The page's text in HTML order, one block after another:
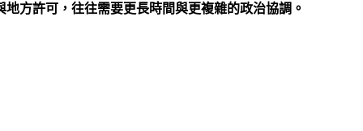
方許可，往往需要更長時間與更複雜的政治協調。